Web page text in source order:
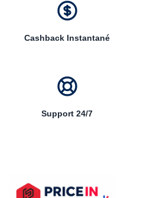
Cashback Instantané
Support 24/7